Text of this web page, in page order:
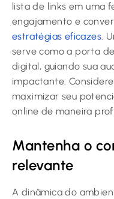
lista de links em uma
engajamento e
estratégias eficazes.
serve como a porta
digital, guiando sua
impactante.
maximizar seu
online de maneira
Mantenha o
relevante
A dinâmica do